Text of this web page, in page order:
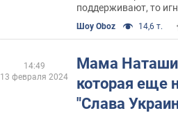
поддерживают, то
Шоу Oboz 14,6 т.
Мама Наташи
которая еще
"Слава
14:49
13 февраля 2024